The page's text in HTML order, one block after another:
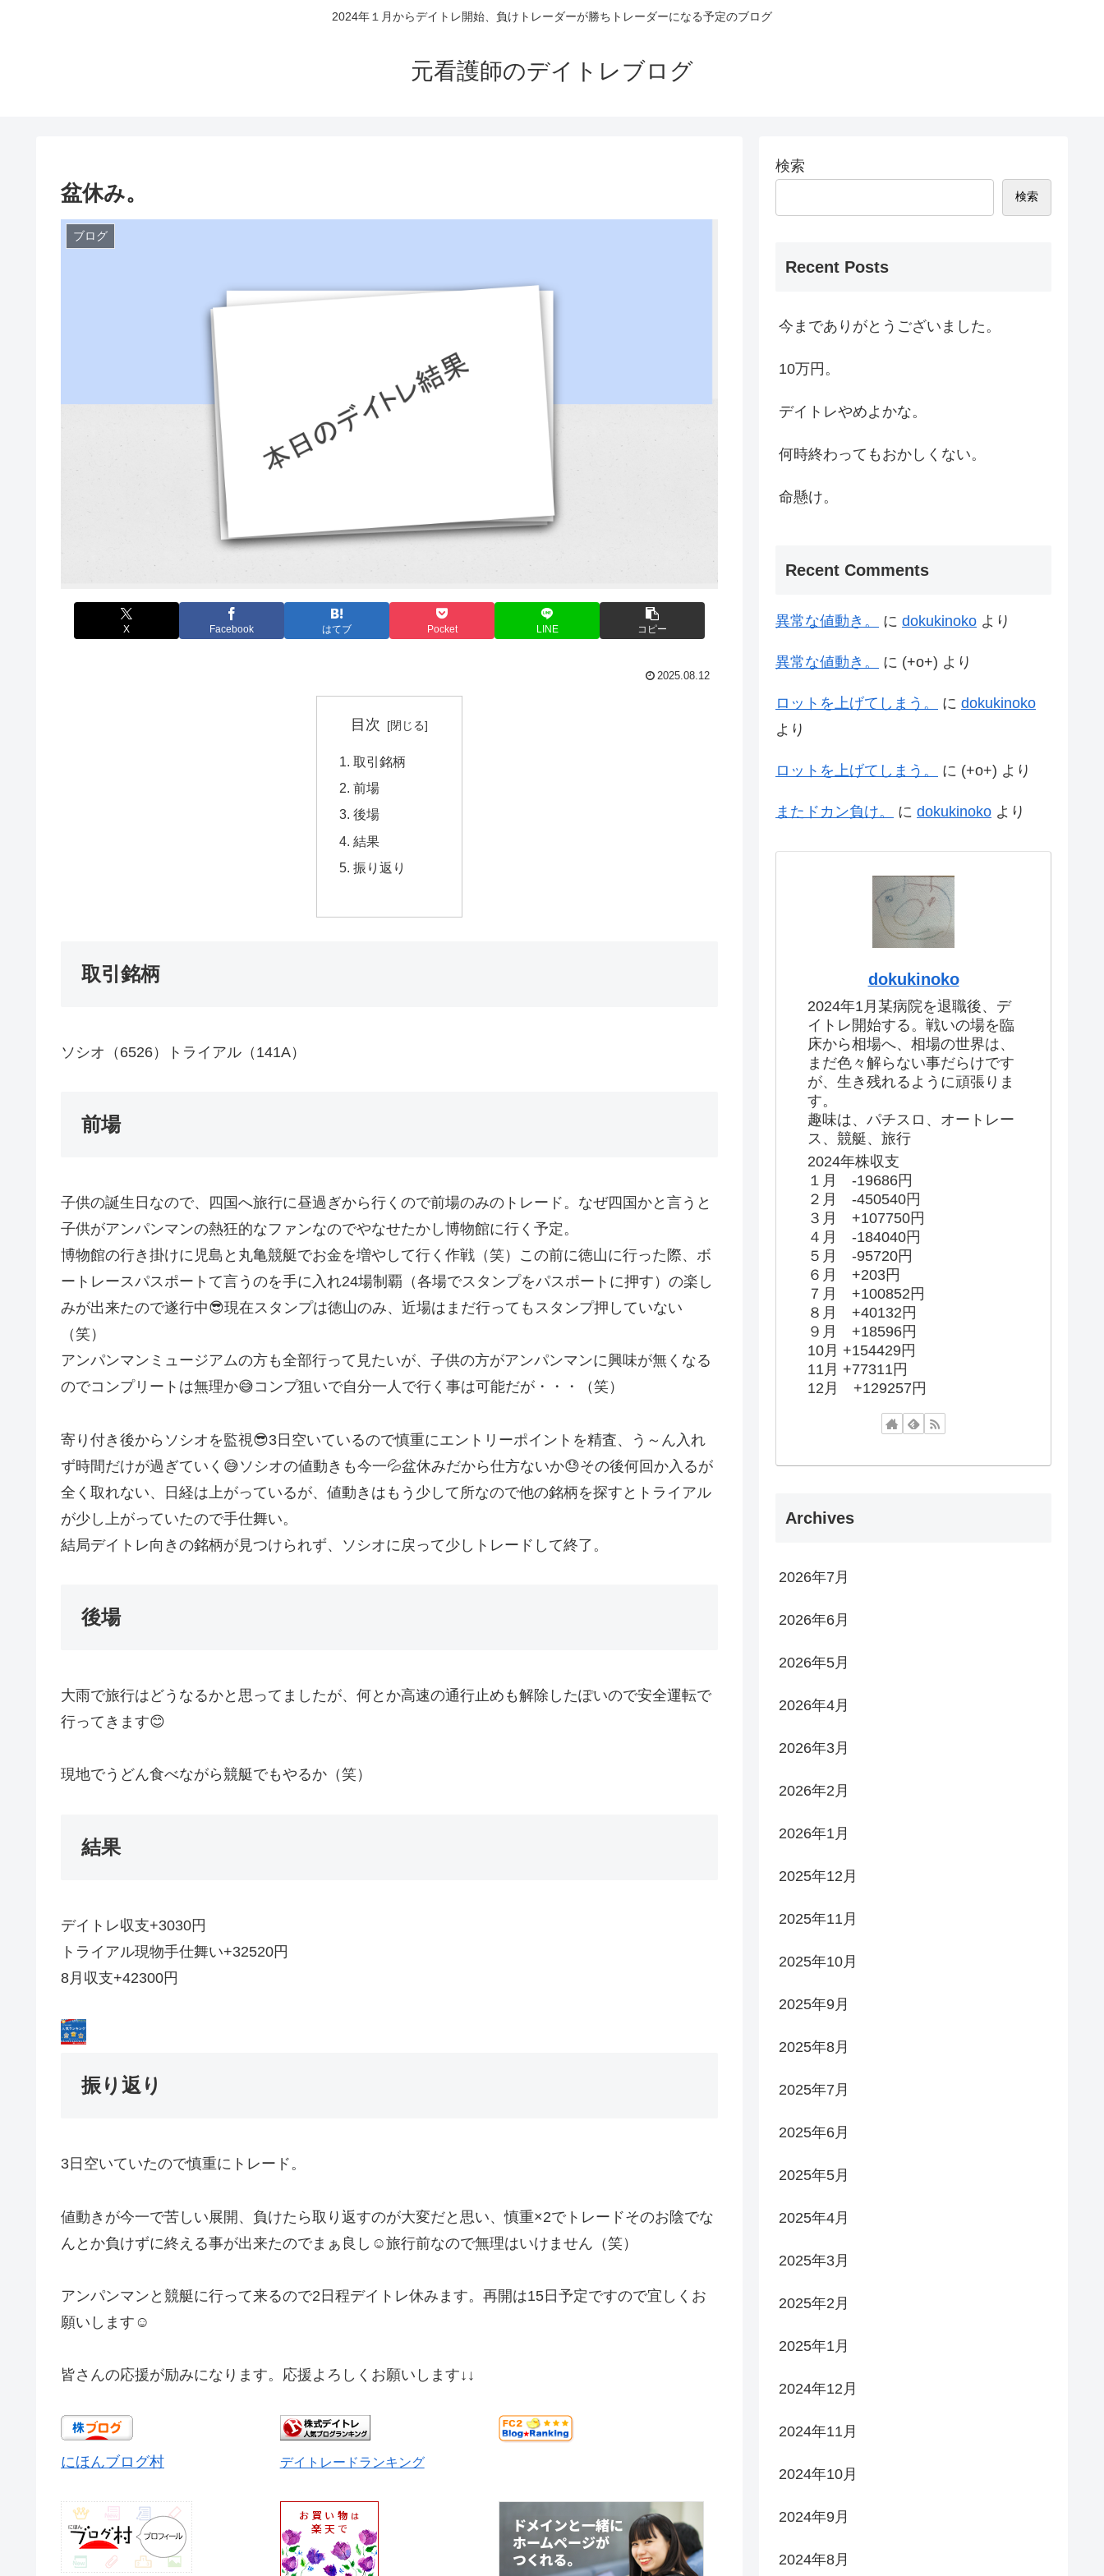
2024年１月からデイトレ開始、負けトレーダーが勝ちトレーダーになる予定のブログ
元看護師のデイトレブログ
盆休み。
ブログ
X Facebook はてブ Pocket LINE コピー
2025.08.12
目次
取引銘柄
前場
後場
結果
振り返り
取引銘柄
ソシオ（6526）トライアル（141A）
前場
子供の誕生日なので、四国へ旅行に昼過ぎから行くので前場のみのトレード。なぜ四国かと言うと
子供がアンパンマンの熱狂的なファンなのでやなせたかし博物館に行く予定。
博物館の行き掛けに児島と丸亀競艇でお金を増やして行く作戦（笑）この前に徳山に行った際、ボ
ートレースパスポートて言うのを手に入れ24場制覇（各場でスタンプをパスポートに押す）の楽し
みが出来たので遂行中😎現在スタンプは徳山のみ、近場はまだ行ってもスタンプ押していない
（笑）
アンパンマンミュージアムの方も全部行って見たいが、子供の方がアンパンマンに興味が無くなる
のでコンプリートは無理か😅コンプ狙いで自分一人で行く事は可能だが・・・（笑）
寄り付き後からソシオを監視😎3日空いているので慎重にエントリーポイントを精査、う～ん入れ
ず時間だけが過ぎていく😅ソシオの値動きも今一💦盆休みだから仕方ないか😓その後何回か入るが
全く取れない、日経は上がっているが、値動きはもう少して所なので他の銘柄を探すとトライアル
が少し上がっていたので手仕舞い。
結局デイトレ向きの銘柄が見つけられず、ソシオに戻って少しトレードして終了。
後場
大雨で旅行はどうなるかと思ってましたが、何とか高速の通行止めも解除したぽいので安全運転で
行ってきます😊
現地でうどん食べながら競艇でもやるか（笑）
結果
デイトレ収支+3030円
トライアル現物手仕舞い+32520円
8月収支+42300円
振り返り
3日空いていたので慎重にトレード。
値動きが今一で苦しい展開、負けたら取り返すのが大変だと思い、慎重×2でトレードそのお陰でな
んとか負けずに終える事が出来たのでまぁ良し☺️旅行前なので無理はいけません（笑）
アンパンマンと競艇に行って来るので2日程デイトレ休みます。再開は15日予定ですので宜しくお
願いします☺️
皆さんの応援が励みになります。応援よろしくお願いします↓↓
にほんブログ村 デイトレードランキング
検索
検索
Recent Posts
今までありがとうございました。
10万円。
デイトレやめよかな。
何時終わってもおかしくない。
命懸け。
Recent Comments
異常な値動き。 に dokukinoko より
異常な値動き。 に (+o+) より
ロットを上げてしまう。 に dokukinoko
より
ロットを上げてしまう。 に (+o+) より
またドカン負け。 に dokukinoko より
dokukinoko
2024年1月某病院を退職後、デ
イトレ開始する。戦いの場を臨
床から相場へ、相場の世界は、
まだ色々解らない事だらけです
が、生き残れるように頑張りま
す。
趣味は、パチスロ、オートレー
ス、競艇、旅行
2024年株収支
１月 -19686円
２月 -450540円
３月 +107750円
４月 -184040円
５月 -95720円
６月 +203円
７月 +100852円
８月 +40132円
９月 +18596円
10月 +154429円
11月 +77311円
12月 +129257円
Archives
2026年7月
2026年6月
2026年5月
2026年4月
2026年3月
2026年2月
2026年1月
2025年12月
2025年11月
2025年10月
2025年9月
2025年8月
2025年7月
2025年6月
2025年5月
2025年4月
2025年3月
2025年2月
2025年1月
2024年12月
2024年11月
2024年10月
2024年9月
2024年8月